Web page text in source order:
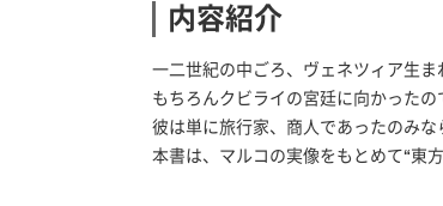
内容紹介
一二世紀の中ごろ、ヴェネツィア生
もちろんクビライの宮廷に向かったの
彼は単に旅行家、商人であったのみ
本書は、マルコの実像をもとめて“東